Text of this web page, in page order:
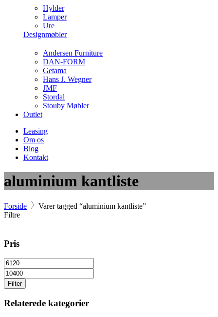
Hylder
Lamper
Ure
Designmøbler
Andersen Furniture
DAN-FORM
Getama
Hans J. Wegner
JMF
Stordal
Stouby Møbler
Outlet
Leasing
Om os
Blog
Kontakt
aluminium kantliste
Forside
Varer tagged “aluminium kantliste”
Filtre
Pris
Filter
Relaterede kategorier